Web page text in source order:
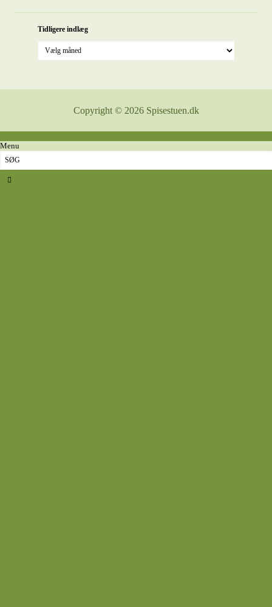
Tidligere indlæg
Copyright © 2026 Spisestuen.dk
Menu